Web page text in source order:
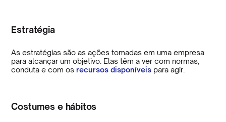
Estratégia
As estratégias são as ações tomadas em uma empresa
para alcançar um objetivo. Elas têm a ver com normas,
conduta e com os recursos disponíveis para agir.
Costumes e hábitos